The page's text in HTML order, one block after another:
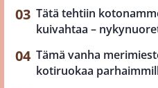
Tätä tehtiin
kuivahtaa –
Tämä vanha
kotiruokaa